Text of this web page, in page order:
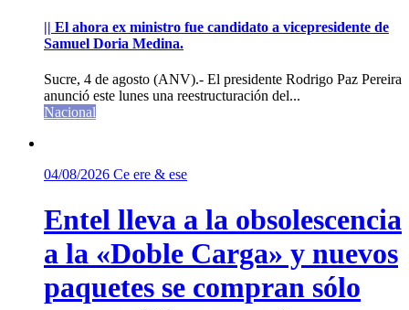
|| El ahora ex ministro fue candidato a vicepresidente de
Samuel Doria Medina.
Sucre, 4 de agosto (ANV).- El presidente Rodrigo Paz Pereira
anunció este lunes una reestructuración del...
Nacional
04/08/2026 Ce ere & ese
Entel lleva a la obsolescencia
a la «Doble Carga» y nuevos
paquetes se compran sólo